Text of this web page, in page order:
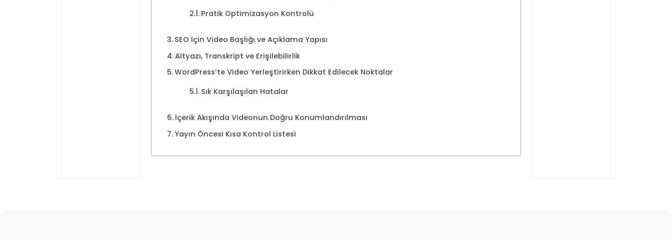
Pratik Optimizasyon Kontrolü
SEO İçin Video Başlığı ve Açıklama Yapısı
Altyazı, Transkript ve Erişilebilirlik
WordPress’te Video Yerleştirirken Dikkat Edilecek Noktalar
Sık Karşılaşılan Hatalar
İçerik Akışında Videonun Doğru Konumlandırılması
Yayın Öncesi Kısa Kontrol Listesi